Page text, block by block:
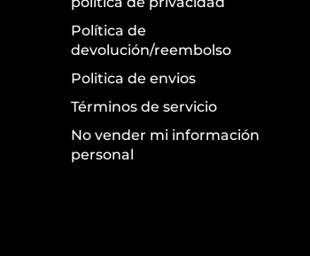
Política de
devolución/reembolso
Politica de envios
Términos de servicio
No vender mi información
personal